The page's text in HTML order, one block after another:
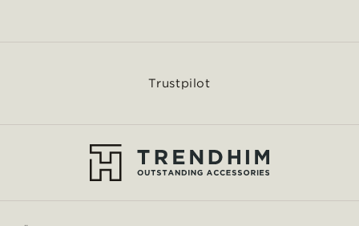
Trustpilot